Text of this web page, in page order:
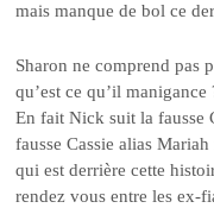
mais manque de bol ce
Sharon ne comprend pas
qu’est ce qu’il
En fait Nick suit la fausse
fausse Cassie alias
qui est derrière cette
rendez vous entre les ex-